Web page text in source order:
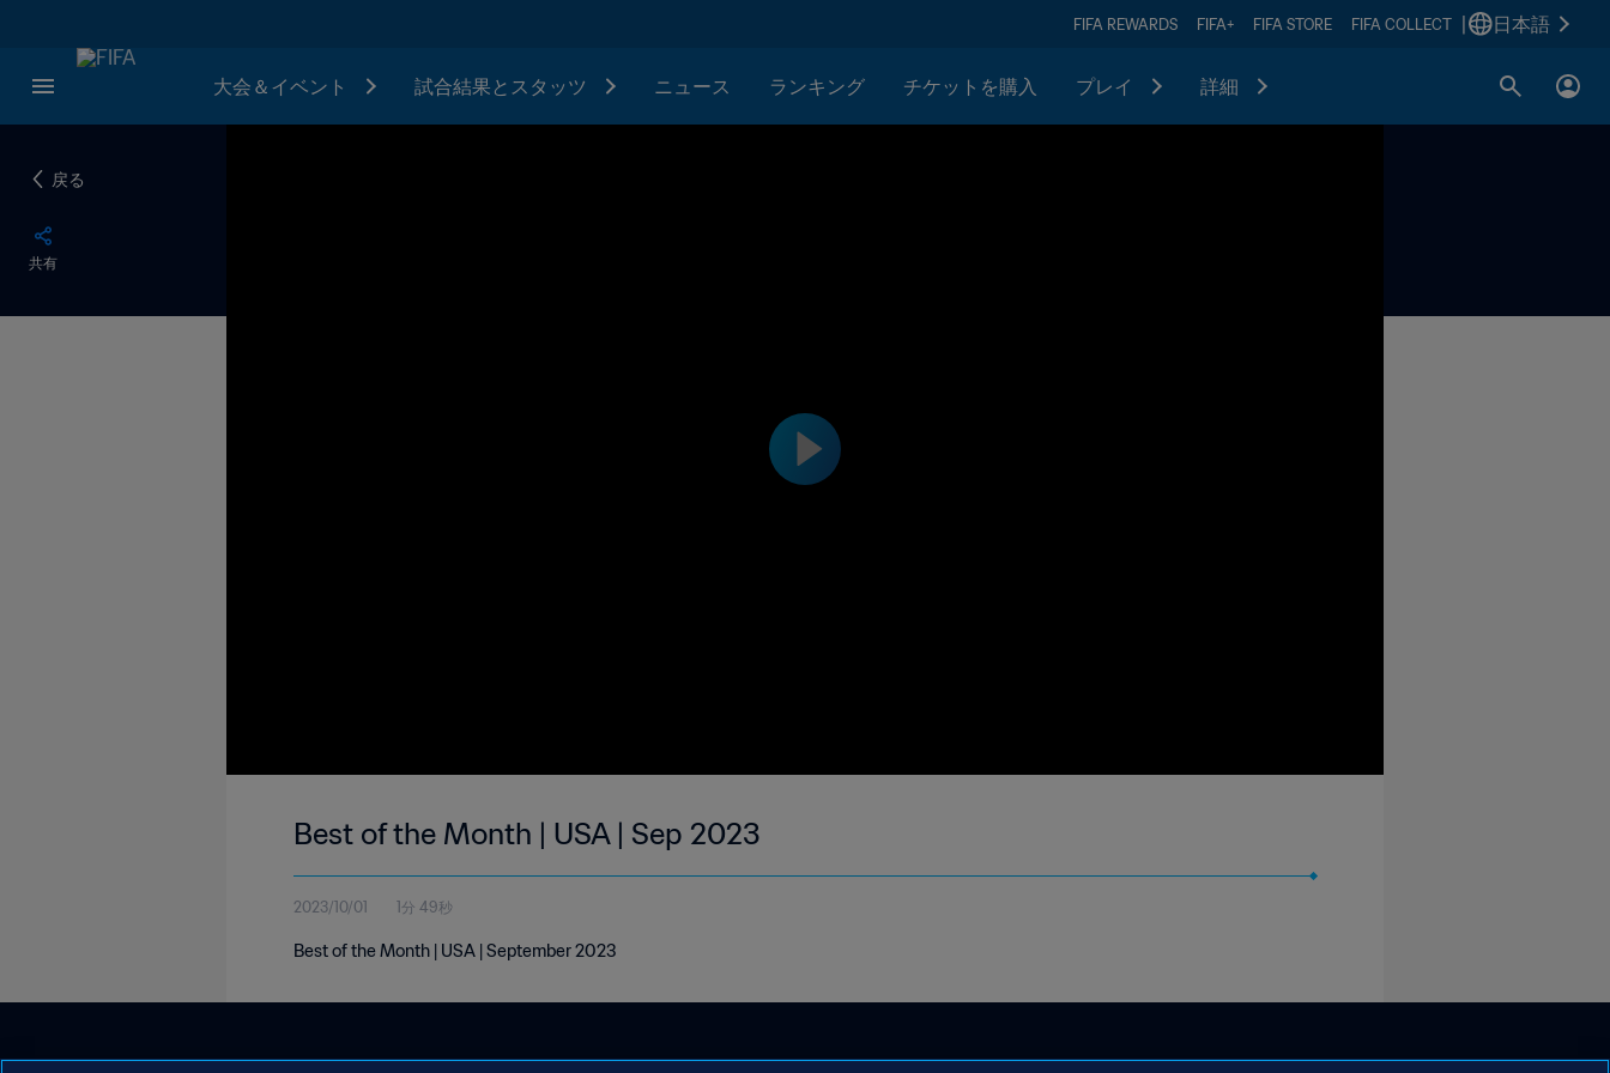
FIFA REWARDS FIFA+ FIFA STORE FIFA COLLECT 日本語
大会＆イベント 試合結果とスタッツ ニュース ランキング チケットを購入 プレイ 詳細
戻る
共有
Best of the Month | USA | Sep 2023
2023/10/01 1分 49秒
Best of the Month | USA | September 2023